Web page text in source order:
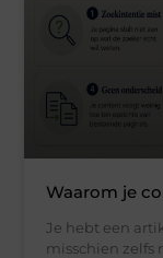
Waarom je
Je hebt een
misschien zelfs